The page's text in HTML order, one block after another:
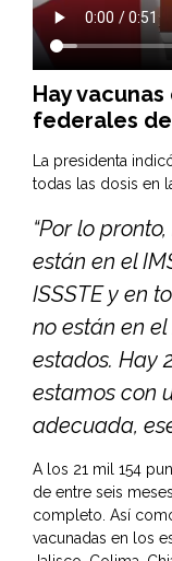
Hay
federales
La presidenta
todas las dosis en
“Por lo
están en el
ISSSTE y en
no están en
estados. Hay
estamos con
adecuada,
A los 21 mil 154
de entre seis
completo. Así
vacunadas en los